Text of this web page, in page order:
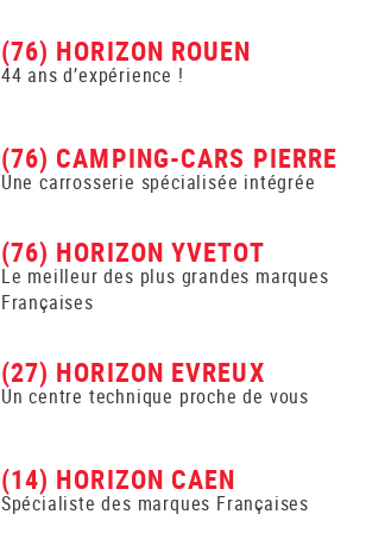
(76) HORIZON ROUEN
44 ans d’expérience !
(76) CAMPING-CARS PIERRE
Une carrosserie spécialisée intégrée
(76) HORIZON YVETOT
Le meilleur des plus grandes marques
Françaises
(27) HORIZON EVREUX
Un centre technique proche de vous
(14) HORIZON CAEN
Spécialiste des marques Françaises